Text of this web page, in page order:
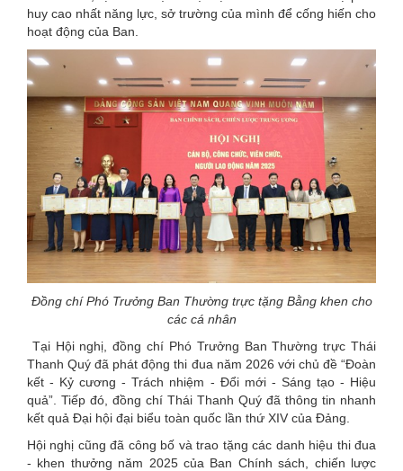
huy cao nhất năng lực, sở trường của mình để cống hiến cho
hoạt động của Ban.
Đồng chí Phó Trưởng Ban Thường trực tặng Bằng khen cho
các cá nhân
Tại Hội nghị, đồng chí Phó Trưởng Ban Thường trực Thái
Thanh Quý đã phát động thi đua năm 2026 với chủ đề “Đoàn
kết - Kỷ cương - Trách nhiệm - Đổi mới - Sáng tạo - Hiệu
quả”. Tiếp đó, đồng chí Thái Thanh Quý đã thông tin nhanh
kết quả Đại hội đại biểu toàn quốc lần thứ XIV của Đảng.
Hội nghị cũng đã công bố và trao tặng các danh hiệu thi đua
- khen thưởng năm 2025 của Ban Chính sách, chiến lược